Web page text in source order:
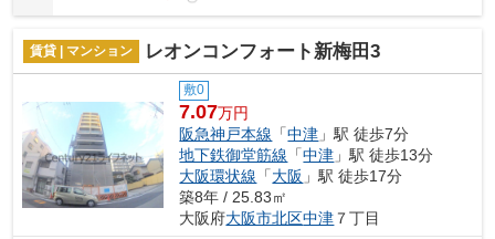
賃貸 | マンション レオンコンフォート新梅田3
敷0
7.07万円
阪急神戸本線 「中津 」駅 徒歩7分
地下鉄御堂筋線 「中津 」駅 徒歩13分
大阪環状線 「大阪 」駅 徒歩17分
築8年 / 25.83㎡
大阪府大阪市北区中津 ７丁目